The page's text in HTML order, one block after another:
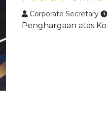
Corporate Secretary
Penghargaan atas